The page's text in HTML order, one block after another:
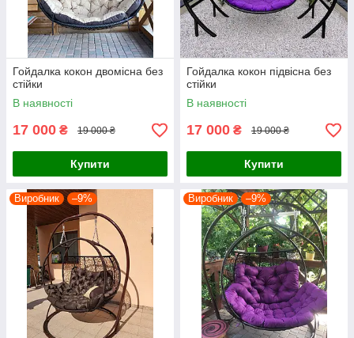
Гойдалка кокон двомісна без
стійки
В наявності
17 000 ₴ 19 000 ₴
Купити
Гойдалка кокон підвісна без
стійки
В наявності
17 000 ₴ 19 000 ₴
Купити
Виробник –9% Виробник –9%